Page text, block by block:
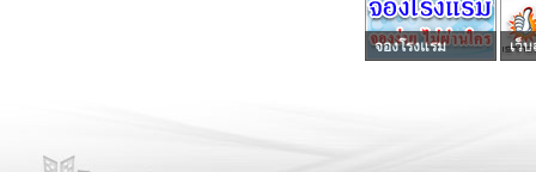
จองโรงแรม เว็บ